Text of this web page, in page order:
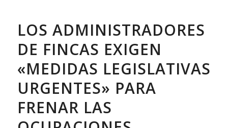
LOS ADMINISTRADORES
DE FINCAS EXIGEN
«MEDIDAS LEGISLATIVAS
URGENTES» PARA
FRENAR LAS